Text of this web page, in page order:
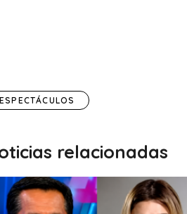
ESPECTÁCULOS
relacionadas